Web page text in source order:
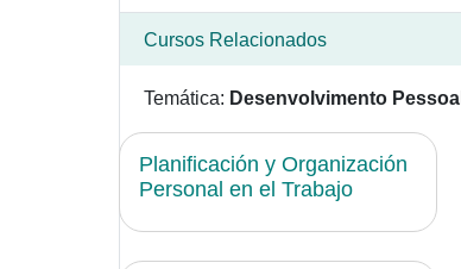
Cursos Relacionados
Temática: Desenvolvimento Pessoal
Planificación y Organización
Personal en el Trabajo